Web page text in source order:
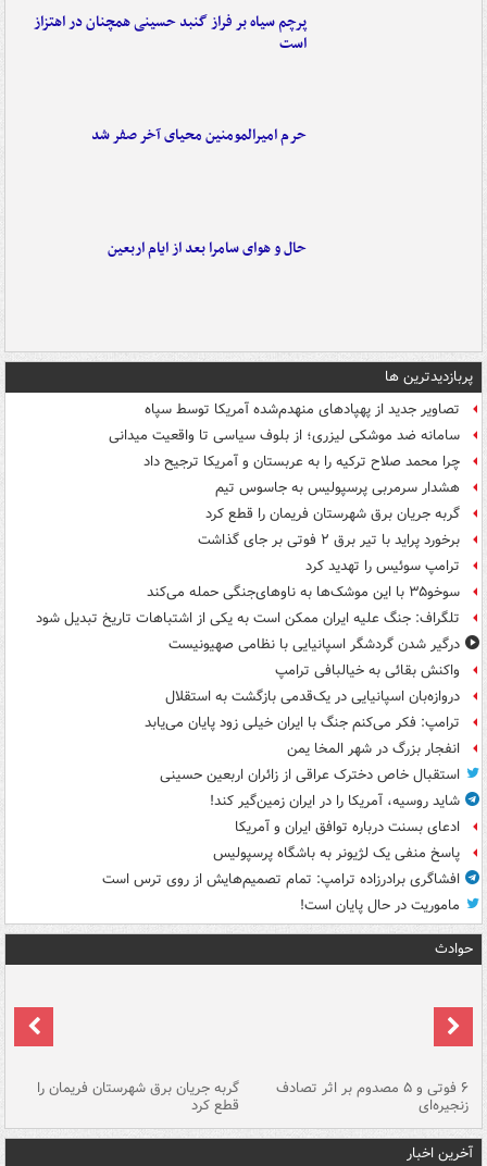
پرچم سیاه بر فراز گنبد حسینی همچنان در اهتزاز
است
حرم امیرالمومنین محیای آخر صفر شد
حال و هوای سامرا بعد از ایام اربعین
پربازدیدترین ها
تصاویر جدید از پهپادهای منهدم‌شده آمریکا توسط سپاه
سامانه ضد موشکی لیزری؛ از بلوف سیاسی تا واقعیت میدانی
چرا محمد صلاح ترکیه را به عربستان و آمریکا ترجیح داد
هشدار سرمربی پرسپولیس به جاسوس تیم
گربه جریان برق شهرستان فریمان را قطع کرد
برخورد پراید با تیر برق ۲ فوتی بر جای گذاشت
ترامپ سوئیس را تهدید کرد
سوخو۳۵ با این موشک‌ها به ناوهای‌جنگی حمله می‌کند
تلگراف: جنگ علیه ایران ممکن است به یکی از اشتباهات تاریخ تبدیل شود
درگیر شدن گردشگر اسپانیایی با نظامی صهیونیست
واکنش بقائی به خیالبافی ترامپ
دروازه‌بان اسپانیایی در یک‌قدمی بازگشت به استقلال
ترامپ: فکر می‌کنم جنگ با ایران خیلی زود پایان می‌یابد
انفجار بزرگ در شهر المخا یمن
استقبال خاص دخترک عراقی از زائران اربعین حسینی
شاید روسیه، آمریکا را در ایران زمین‌گیر کند!
ادعای بسنت درباره توافق ایران و آمریکا
پاسخ منفی یک لژیونر به باشگاه پرسپولیس
افشاگری برادرزاده ترامپ: تمام تصمیم‌هایش از روی ترس است
ماموریت در حال پایان است!
حوادث
۶ فوتی و ۵ مصدوم بر اثر تصادف
زنجیره‌ای
گربه جریان برق شهرستان فریمان را
قطع کرد
آخرین اخبار